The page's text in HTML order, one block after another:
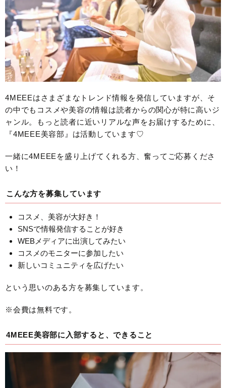
4MEEEはさまざまなトレンド情報を発信していますが、そ
の中でもコスメや美容の情報は読者からの関心が特に高いジ
ャンル。もっと読者に近いリアルな声をお届けするために、
『4MEEE美容部』は活動しています♡
一緒に4MEEEを盛り上げてくれる方、奮ってご応募くださ
い！
こんな方を募集しています
コスメ、美容が大好き！
SNSで情報発信することが好き
WEBメディアに出演してみたい
コスメのモニターに参加したい
新しいコミュニティを広げたい
という思いのある方を募集しています。
※会費は無料です。
4MEEE美容部に入部すると、できること